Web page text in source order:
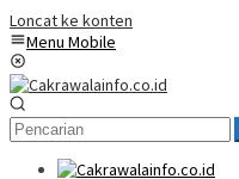
Loncat ke konten
Menu Mobile